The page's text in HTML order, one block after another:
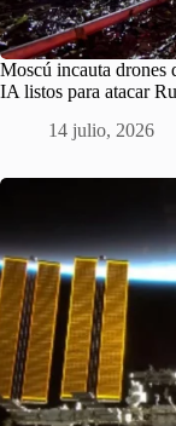
Moscú incauta drones
IA listos para atacar
14 julio, 2026